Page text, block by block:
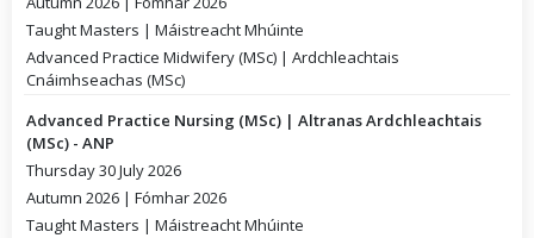
Taught Masters | Máistreacht Mhúinte
Advanced Practice Midwifery (MSc) | Ardchleachtais
Cnáimhseachas (MSc)
Advanced Practice Nursing (MSc) | Altranas Ardchleachtais
(MSc) - ANP
Thursday 30 July 2026
Autumn 2026 | Fómhar 2026
Taught Masters | Máistreacht Mhúinte